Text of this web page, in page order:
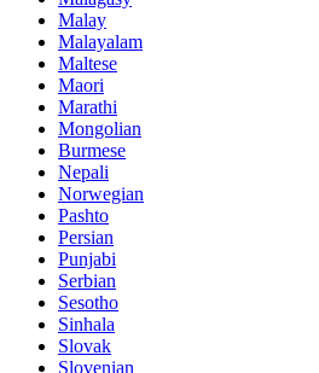
Malay
Malayalam
Maltese
Maori
Marathi
Mongolian
Burmese
Nepali
Norwegian
Pashto
Persian
Punjabi
Serbian
Sesotho
Sinhala
Slovak
Slovenian